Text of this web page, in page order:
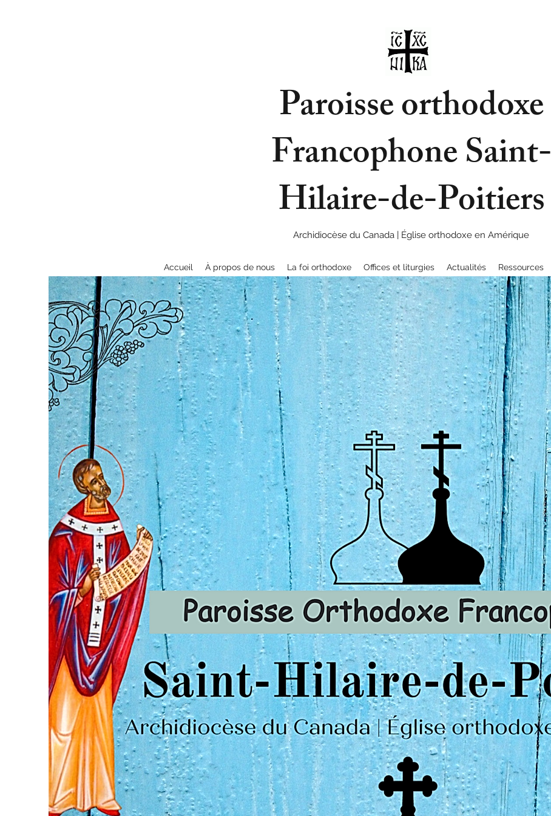
Paroisse orthodoxe
Francophone Saint-
Hilaire-de-Poitiers
Archidiocèse du Canada | Église orthodoxe en Amérique
Accueil À propos de nous La foi orthodoxe Offices et liturgies Actualités Ressources